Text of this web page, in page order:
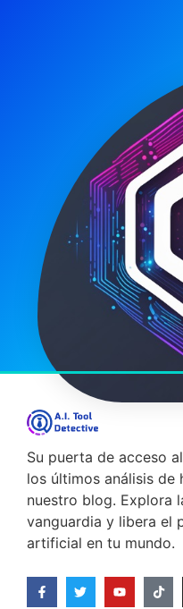
Su puerta de acceso
los últimos análisis de
nuestro blog. Explora
vanguardia y libera el
artificial en tu mundo.